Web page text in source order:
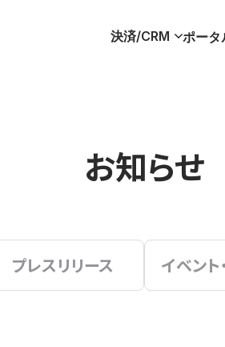
決済/CRM ポータ
お知らせ
プレスリリース イベント